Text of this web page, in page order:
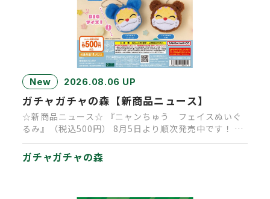
New 2026.08.06 UP
ガチャガチャの森【新商品ニュース】
☆新商品ニュース☆ 『ニャンちゅう フェイスぬいぐ
るみ』（税込500円） 8月5日より順次発売中です！ 大
人気キャラクタ…
ガチャガチャの森